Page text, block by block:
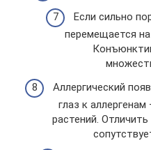
Если сильно
перемещается
Аллергический
глаз к
растений.